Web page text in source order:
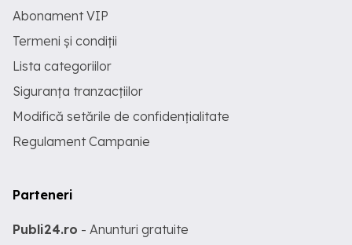
Abonament VIP
Termeni și condiții
Lista categoriilor
Siguranța tranzacțiilor
Modifică setările de confidențialitate
Regulament Campanie
Parteneri
Publi24.ro - Anunturi gratuite